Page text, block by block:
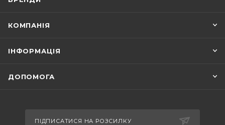
КОМПАНІЯ
ІНФОРМАЦІЯ
ДОПОМОГА
ПІДПИСАТИСЯ НА РОЗСИЛКУ